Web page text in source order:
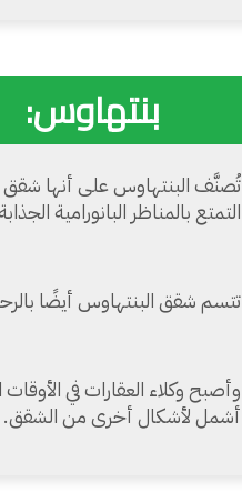
بنتهاوس:
تُصنَّف البنتهاوس على أنها شقق
التمتع بالمناظر البانورامية
تتسم شقق البنتهاوس أيضًا
وأصبح وكلاء العقارات في
أشمل لأشكال أخرى من الشقق.